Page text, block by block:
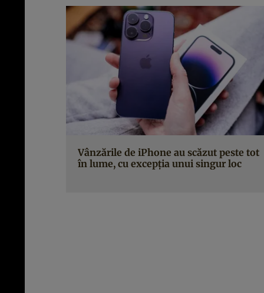
Vânzările de iPhone au scăzut peste tot
în lume, cu excepția unui singur loc